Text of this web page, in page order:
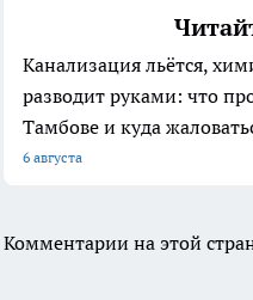
Канализация льётся,
разводит руками: что
Тамбове и куда
6 августа
Комментарии на этой